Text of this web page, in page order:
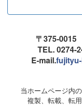
〒375-0015
TEL. 0274-
E-mail.
当ホームページ内
複製、転載、転